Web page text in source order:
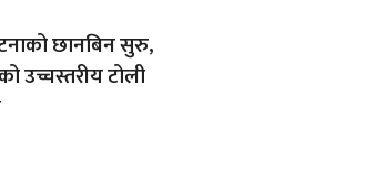
छानबिन सुरु,
उच्चस्तरीय टोली